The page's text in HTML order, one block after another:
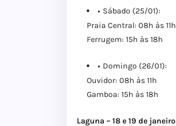
Sábado (25/01):
Praia Central: 08h às 11h
Ferrugem: 15h às 18h
Domingo (26/01):
Ouvidor: 08h às 11h
Gamboa: 15h às 18h
Laguna – 18 e 19 de janeiro